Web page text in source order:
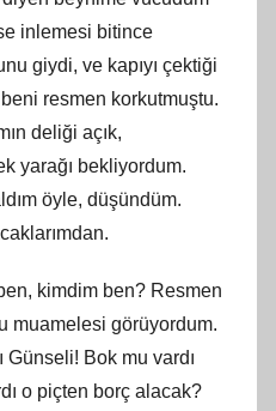
inlemesi bitince
giydi, ve kapıyı çektiği
resmen korkutmuştu.
deliği açık,
yarağı bekliyordum.
öyle, düşündüm.
kimdim ben? Resmen
muamelesi görüyordum.
Bok mu vardı
o piçten borç alacak?